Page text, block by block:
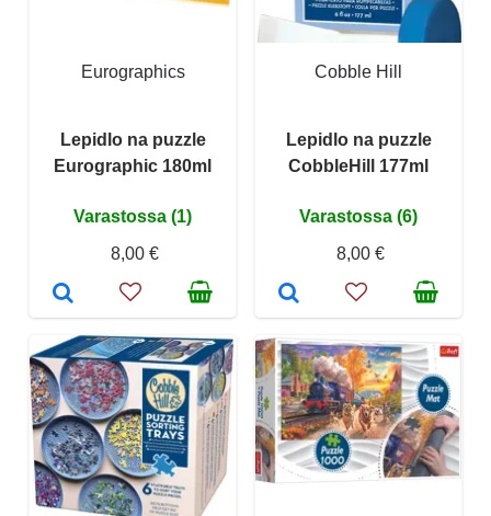
Eurographics
Lepidlo na puzzle
Eurographic 180ml
Varastossa (1)
8,00 €
Cobble Hill
Lepidlo na puzzle
CobbleHill 177ml
Varastossa (6)
8,00 €